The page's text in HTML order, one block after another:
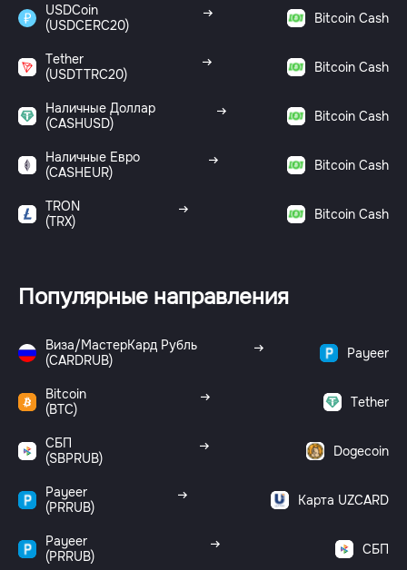
USDCoin
(USDCERC20)
Bitcoin Cash
Tether
(USDTTRC20)
Bitcoin Cash
Наличные Доллар
(CASHUSD)
Bitcoin Cash
Наличные Евро
(CASHEUR)
Bitcoin Cash
TRON
(TRX)
Bitcoin Cash
Популярные направления
Виза/МастерКард Рубль
(CARDRUB)
Payeer
Bitcoin
(BTC)
Tether
СБП
(SBPRUB)
Dogecoin
Payeer
(PRRUB)
Карта UZCARD
Payeer
(PRRUB)
СБП